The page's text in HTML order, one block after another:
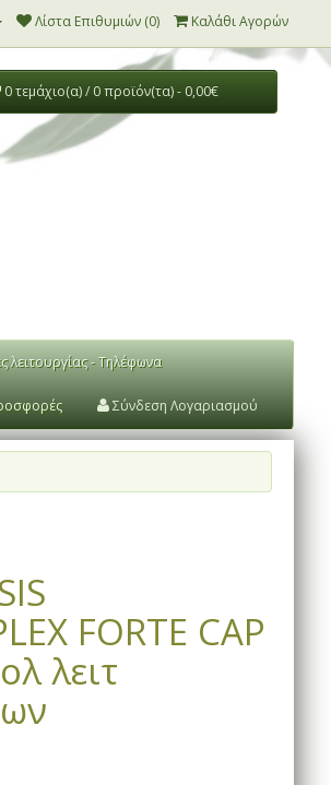
Λίστα Επιθυμιών (0) Καλάθι Αγορών
0 τεμάχιο(α) / 0 προϊόν(τα) - 0,00€
λειτουργίας - Τηλέφωνα
Σύνδεση Λογαριασμού
FORTE CAP
λειτ